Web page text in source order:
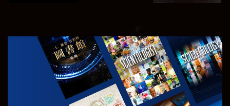
觀看 探索系列節目